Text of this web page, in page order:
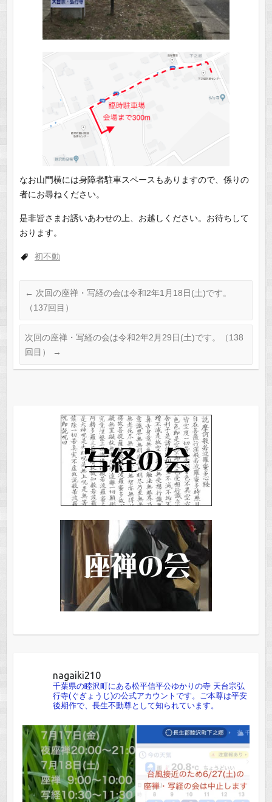
なお山門横には身障者駐車スペースもありますので、係りの
者にお尋ねください。
是非皆さまお誘いあわせの上、お越しください。お待ちして
おります。
初不動
← 次回の座禅・写経の会は令和2年1月18日(土)です。
（137回目）
次回の座禅・写経の会は令和2年2月29日(土)です。（138
回目）
→
nagaiki210
千葉県の睦沢町にある松平信平公ゆかりの寺 天台宗弘
行寺(ぐぎょうじ)の公式アカウントです。ご本尊は平安
後期作で、長生不動尊として知られています。